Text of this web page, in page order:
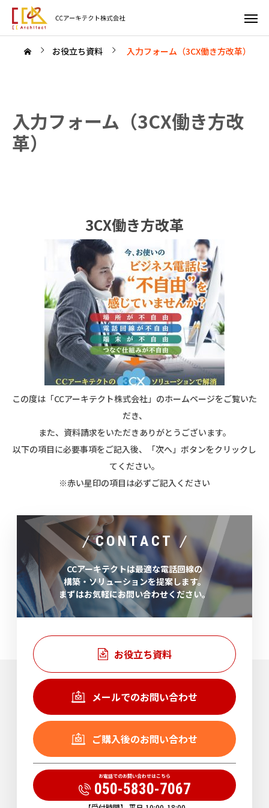
お役立ち資料 入力フォーム（3CX働き方改革）
入力フォーム（3CX働き方改
革）
3CX働き方改革
この度は「CCアーキテクト株式会社」のホームページをご覧いた
だき、
また、資料請求をいただきありがとうございます。
以下の項目に必要事項をご記入後、「次へ」ボタンをクリックし
てください。
※赤い星印の項目は必ずご記入ください
CONTACT
CCアーキテクトは最適な電話回線の
構築・ソリューションを提案します。
まずはお気軽にお問い合わせください。
お役立ち資料
メールでのお問い合わせ
ご購入後のお問い合わせ
お電話でのお問い合わせはこちら
050-5830-7067